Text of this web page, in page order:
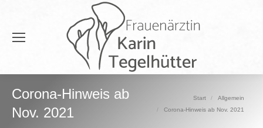
Corona-Hinweis ab
Nov. 2021
Sie befinden sich hier:
Start
Allgemein
Corona-Hinweis ab Nov. 2021